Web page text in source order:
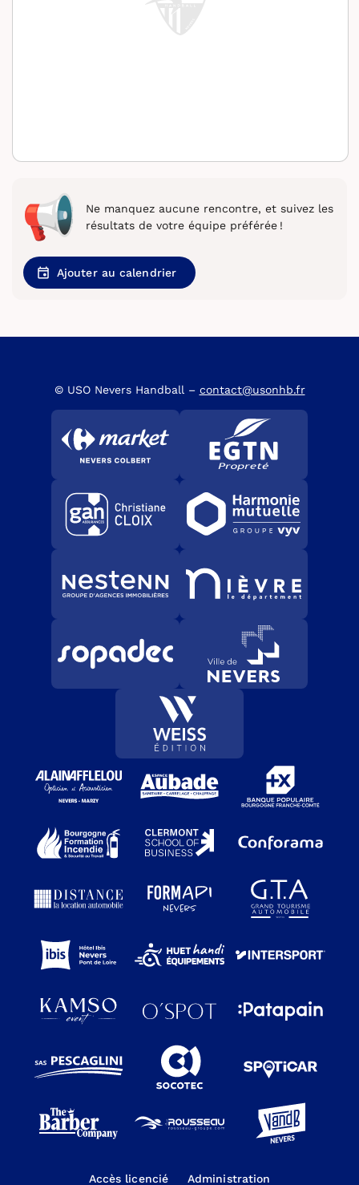
Ne manquez aucune rencontre, et suivez les
résultats de votre équipe préférée !
Ajouter au calendrier
© USO Nevers Handball – contact@usonhb.fr
Accès licencié Administration